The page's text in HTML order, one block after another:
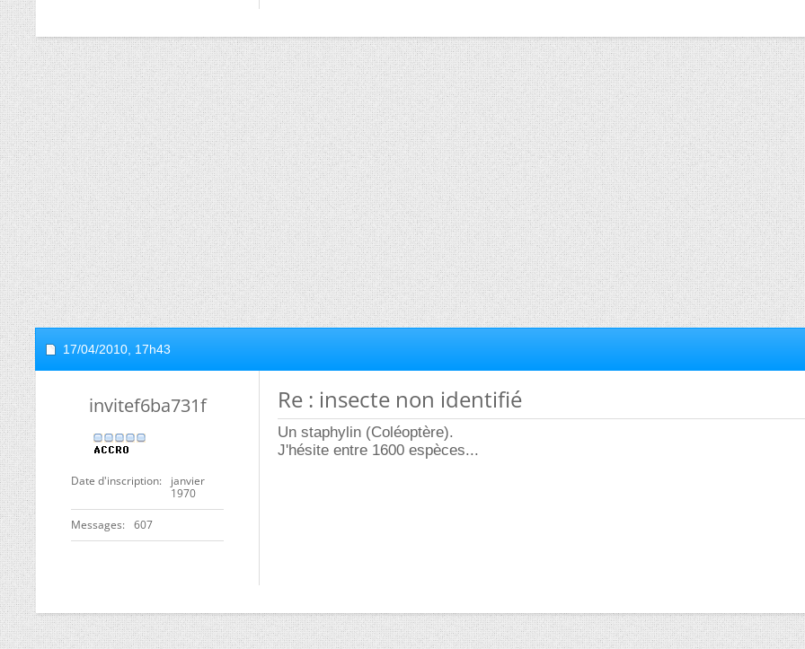
17/04/2010, 17h43
invitef6ba731f
Date d'inscription
janvier
1970
Messages 607
Re : insecte non identifié
Un staphylin (Coléoptère).
J'hésite entre 1600 espèces...